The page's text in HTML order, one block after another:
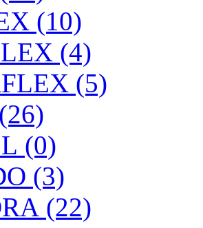
(10)
(4)
(5)
(0)
(3)
(22)